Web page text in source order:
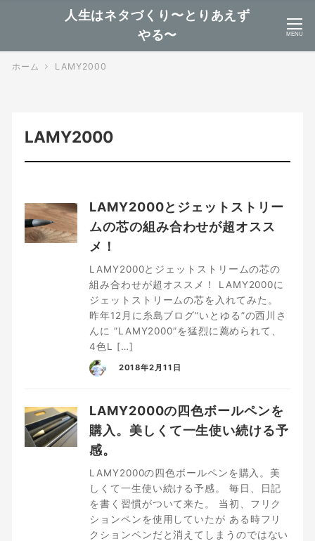
人生はネタづくり〜とりあえず
やる〜
MENU
ホーム LAMY2000
LAMY2000
LAMY2000とジェットストリー
ムの芯の組み合わせが超オスス
メ！
LAMY2000とジェットストリームの芯の
組み合わせが超オススメ！ LAMY2000に
ジェットストリームの芯を入れてみた。
昨年12月に糸島ブログ”いとゆる”の西川さ
んに ”LAMY2000”を猛烈に薦められて、
4色L […]
2018年2月11日
LAMY2000の四色ボールペンを
購入。美しくて一生使い続ける予
感。
LAMY2000の四色ボールペンを購入。美
しくて一生使い続ける予感。 毎日、日記
を書く習慣がついて来た。 当初、フリク
ションペンを使用していたが ある時フリ
クションペンだと消えてしまうのではない